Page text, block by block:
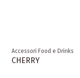
Accessori Food e Drinks
CHERRY